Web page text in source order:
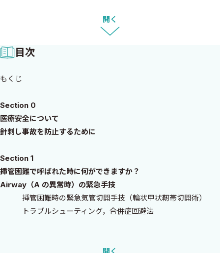
い時の助けとして，外科系医師・内科系医師のいずれにとっても役
2023 年春
開く
目次
もくじ
Section 0
医療安全について
針刺し事故を防止するために
Section 1
挿管困難で呼ばれた時に何ができますか？
Airway（A の異常時）の緊急手技
挿管困難時の緊急気管切開手技（輪状甲状靭帯切開術）
トラブルシューティング，合併症回避法
胸腔チューブ挿入が必要な時に安全な手技ができますか？